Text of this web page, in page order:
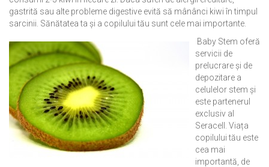
gastrită sau alte probleme digestive evită să mânânci kiwi în timpul
sarcinii. Sănătatea ta și a copilului tău sunt cele mai importante.
Baby Stem oferă
servicii de
prelucrare și de
depozitare a
celulelor stem și
este partenerul
exclusiv al
Seracell. Viața
copilului tău este
cea mai
importantă, de